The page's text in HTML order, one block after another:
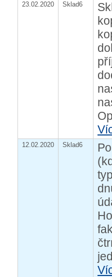
23.02.2020 Sklad6
12.02.2020 Sklad6